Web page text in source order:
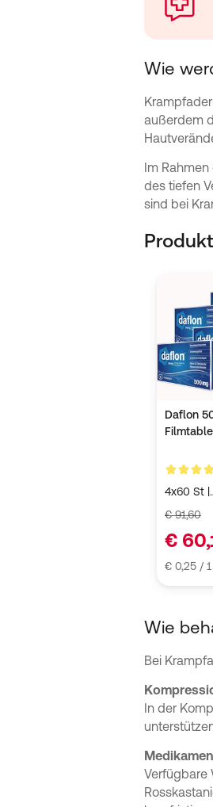
Wie
außerdem
Im
des tiefen
sind bei
Daflon
4,8 von 5
4x60 St |
€ 91,60
€
€ 0,25 /
Wie
Bei
In der
Verfügbare